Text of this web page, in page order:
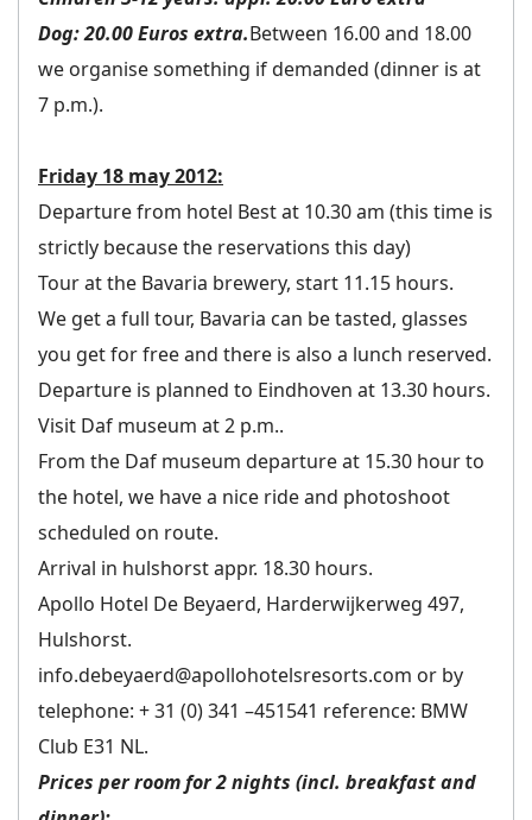
Dog: 20.00 Euros extra.Between 16.00 and 18.00
we organise something if demanded (dinner is at
7 p.m.).
Friday 18 may 2012:
Departure from hotel Best at 10.30 am (this time is
strictly because the reservations this day)
Tour at the Bavaria brewery, start 11.15 hours.
We get a full tour, Bavaria can be tasted, glasses
you get for free and there is also a lunch reserved.
Departure is planned to Eindhoven at 13.30 hours.
Visit Daf museum at 2 p.m..
From the Daf museum departure at 15.30 hour to
the hotel, we have a nice ride and photoshoot
scheduled on route.
Arrival in hulshorst appr. 18.30 hours.
Apollo Hotel De Beyaerd, Harderwijkerweg 497,
Hulshorst.
info.debeyaerd@apollohotelsresorts.com or by
telephone: + 31 (0) 341 –451541 reference: BMW
Club E31 NL.
Prices per room for 2 nights (incl. breakfast and